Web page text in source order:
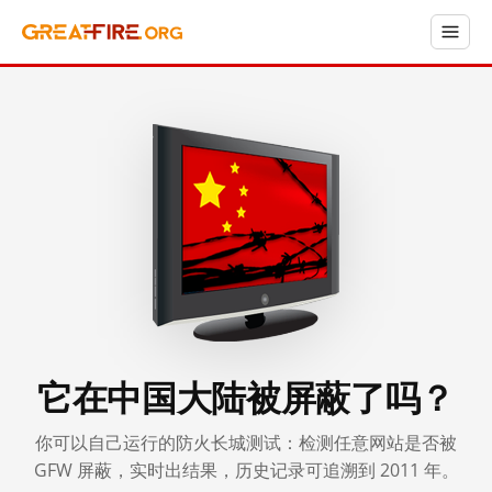
它在中国大陆被屏蔽了吗？
你可以自己运行的防火长城测试：检测任意网站是否被
GFW 屏蔽，实时出结果，历史记录可追溯到 2011 年。